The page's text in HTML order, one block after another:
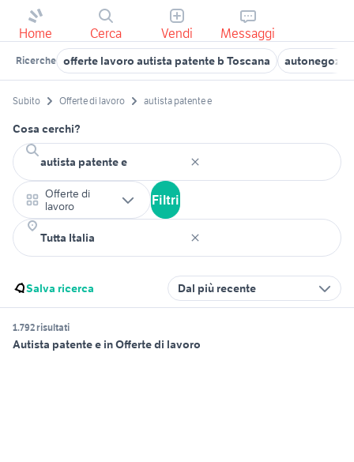
Home Cerca Vendi Messaggi
Ricerche offerte lavoro autista patente b Toscana autonegozio
Subito Offerte di lavoro autista patente e
Cosa cerchi?
Offerte di
lavoro
Filtri
Salva ricerca Dal più recente
1.792 risultati
Autista patente e in Offerte di lavoro